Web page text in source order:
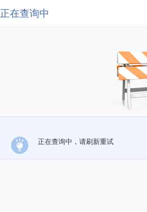
正在查询中
正在查询中，请刷新重试